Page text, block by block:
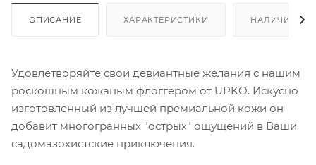
ОПИСАНИЕ ХАРАКТЕРИСТИКИ НАЛИЧИЕ
Удовлетворяйте свои девиантные желания с нашим
роскошным кожаным флоггером от UPKO. Искусно
изготовленный из лучшей премиальной кожи он
добавит многогранных "острых" ощущений в Ваши
садомазохистские приключения.